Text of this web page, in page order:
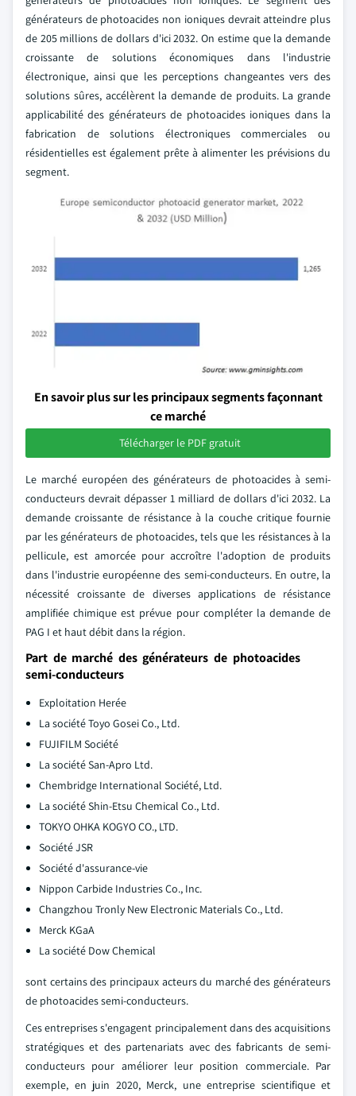
générateurs de photoacides non ioniques devrait atteindre plus
de 205 millions de dollars d'ici 2032. On estime que la demande
croissante de solutions économiques dans l'industrie
électronique, ainsi que les perceptions changeantes vers des
solutions sûres, accélèrent la demande de produits. La grande
applicabilité des générateurs de photoacides ioniques dans la
fabrication de solutions électroniques commerciales ou
résidentielles est également prête à alimenter les prévisions du
segment.
En savoir plus sur les principaux segments façonnant
ce marché
Télécharger le PDF gratuit
Le marché européen des générateurs de photoacides à semi-
conducteurs devrait dépasser 1 milliard de dollars d'ici 2032. La
demande croissante de résistance à la couche critique fournie
par les générateurs de photoacides, tels que les résistances à la
pellicule, est amorcée pour accroître l'adoption de produits
dans l'industrie européenne des semi-conducteurs. En outre, la
nécessité croissante de diverses applications de résistance
amplifiée chimique est prévue pour compléter la demande de
PAG I et haut débit dans la région.
Part de marché des générateurs de photoacides
semi-conducteurs
Exploitation Herée
La société Toyo Gosei Co., Ltd.
FUJIFILM Société
La société San-Apro Ltd.
Chembridge International Société, Ltd.
La société Shin-Etsu Chemical Co., Ltd.
TOKYO OHKA KOGYO CO., LTD.
Société JSR
Société d'assurance-vie
Nippon Carbide Industries Co., Inc.
Changzhou Tronly New Electronic Materials Co., Ltd.
Merck KGaA
La société Dow Chemical
sont certains des principaux acteurs du marché des générateurs
de photoacides semi-conducteurs.
Ces entreprises s'engagent principalement dans des acquisitions
stratégiques et des partenariats avec des fabricants de semi-
conducteurs pour améliorer leur position commerciale. Par
exemple, en juin 2020, Merck, une entreprise scientifique et